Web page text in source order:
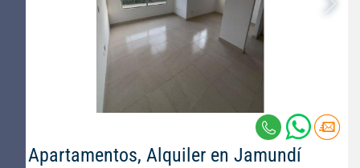
Apartamentos, Alquiler en Jamundí